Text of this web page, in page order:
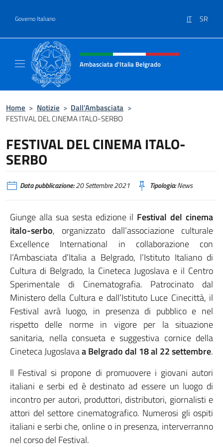
Governo Italiano IT SR
Intestazione sito, social e menù
Ambasciata d'Italia Belgrado
Home > Notizie > Dall’Ambasciata >
FESTIVAL DEL CINEMA ITALO-SERBO
FESTIVAL DEL CINEMA ITALO-
SERBO
Data pubblicazione:20 Settembre 2021 Tipologia:News
Giunge alla sua sesta edizione il Festival del cinema
italo-serbo, organizzato dall’associazione culturale
Excellence International in collaborazione con
l’Ambasciata d’Italia a Belgrado, l’Istituto Italiano di
Cultura di Belgrado, la Cineteca Jugoslava e il Centro
Sperimentale di Cinematografia. Patrocinato dal
Ministero della Cultura e dall’Istituto Luce Cinecittà, il
Festival avrà luogo, in presenza di pubblico e nel
rispetto delle norme in vigore per la situazione
sanitaria, nella consueta e suggestiva cornice della
Cineteca Jugoslavaa Belgrado dal 18 al 22 settembre.
Il Festival si propone di promuovere i giovani autori
italiani e serbi ed è destinato ad essere un luogo di
incontro per autori, produttori, distributori, giornalisti e
attori del settore cinematografico. Numerosi gli ospiti
italiani e serbi che, online o in presenza, interverranno
nel corso del Festival.